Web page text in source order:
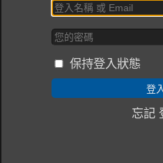
保持登入狀態
忘記